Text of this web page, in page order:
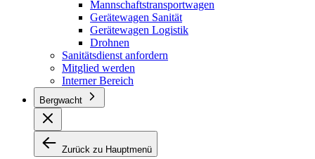
Mannschaftstransportwagen
Gerätewagen Sanität
Gerätewagen Logistik
Drohnen
Sanitätsdienst anfordern
Mitglied werden
Interner Bereich
Bergwacht
Zurück zu Hauptmenü